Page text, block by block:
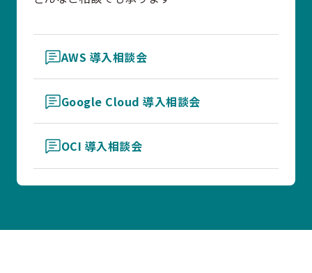
AWS 導入相談会
Google Cloud 導入相談会
OCI 導入相談会